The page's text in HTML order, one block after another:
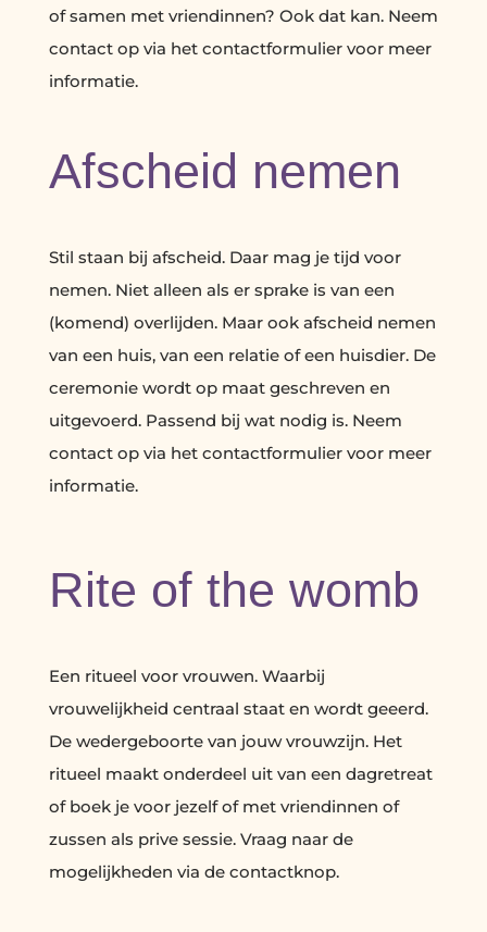
of samen met vriendinnen? Ook dat kan. Neem
contact op via het contactformulier voor meer
informatie.
Afscheid nemen
Stil staan bij afscheid. Daar mag je tijd voor
nemen. Niet alleen als er sprake is van een
(komend) overlijden. Maar ook afscheid nemen
van een huis, van een relatie of een huisdier. De
ceremonie wordt op maat geschreven en
uitgevoerd. Passend bij wat nodig is. Neem
contact op via het contactformulier voor meer
informatie.
Rite of the womb
Een ritueel voor vrouwen. Waarbij
vrouwelijkheid centraal staat en wordt geeerd.
De wedergeboorte van jouw vrouwzijn. Het
ritueel maakt onderdeel uit van een dagretreat
of boek je voor jezelf of met vriendinnen of
zussen als prive sessie. Vraag naar de
mogelijkheden via de contactknop.